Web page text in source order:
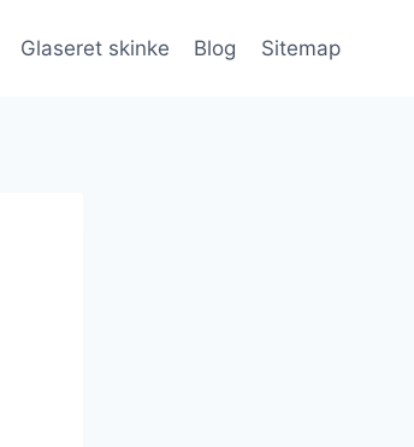
Glaseret skinke Blog Sitemap